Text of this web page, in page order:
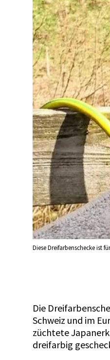
Diese Dreifarbenschecke ist
Die
Schweiz und im
züchtete
dreifarbig